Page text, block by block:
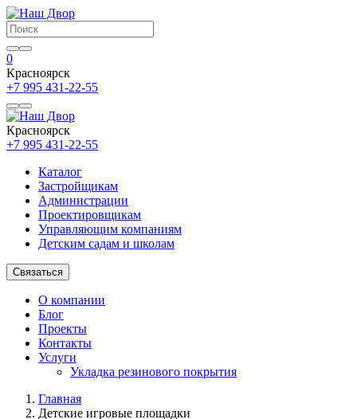
0
Красноярск
+7 995 431-22-55
Красноярск
+7 995 431-22-55
Каталог
Застройщикам
Администрации
Проектировщикам
Управляющим компаниям
Детским садам и школам
Связаться
О компании
Блог
Проекты
Контакты
Услуги
Укладка резинового покрытия
Главная
Детские игровые площадки